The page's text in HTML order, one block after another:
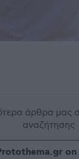
άρθρα μας
αναζήτησης
on